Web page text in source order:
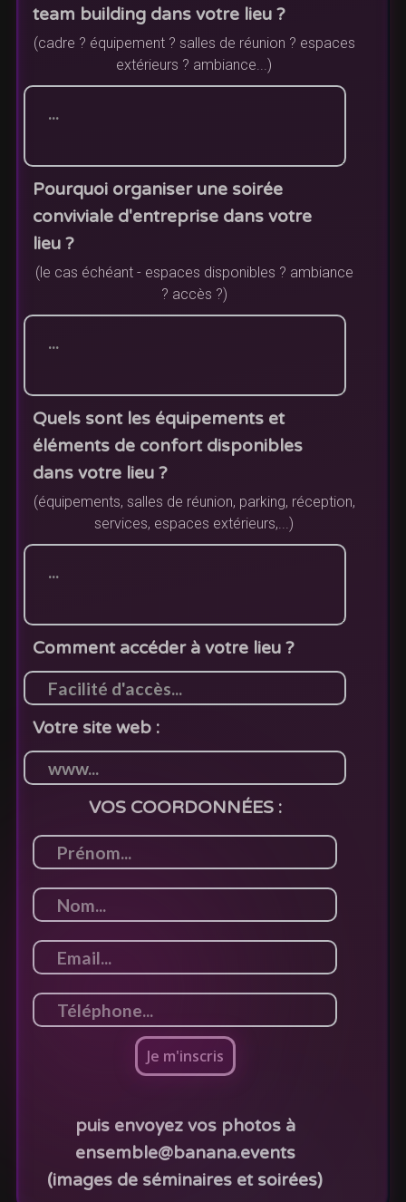
team building dans votre lieu ?
(cadre ? équipement ? salles de réunion ? espaces
extérieurs ? ambiance...)
Pourquoi organiser une soirée
conviviale d'entreprise dans votre
lieu ?
(le cas échéant - espaces disponibles ? ambiance
? accès ?)
Quels sont les équipements et
éléments de confort disponibles
dans votre lieu ?
(équipements, salles de réunion, parking, réception,
services, espaces extérieurs,...)
Comment accéder à votre lieu ?
Votre site web :
VOS COORDONNÉES :
puis envoyez vos photos à
ensemble@banana.events
(images de séminaires et soirées)